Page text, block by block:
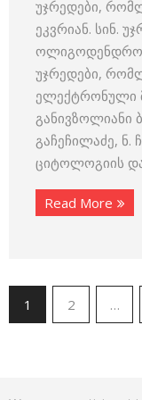
უჯრედები,
ეკვრიან. სინ.
უჯრედები,
ელექტრონული
განივზოლიანი
გაჩეჩილაძე, ნ.
ციტოლოგიის
Read More
1 2 …